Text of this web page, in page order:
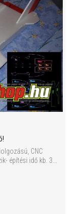
CNC
építési idő kb. 3...